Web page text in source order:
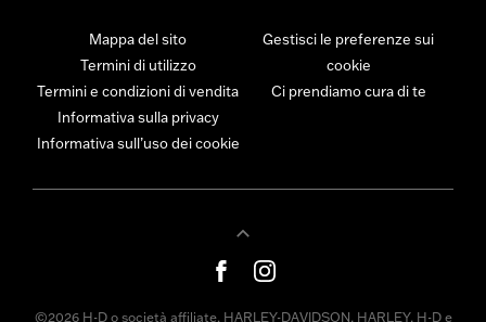
Mappa del sito
Termini di utilizzo
Termini e condizioni di vendita
Informativa sulla privacy
Informativa sull’uso dei cookie
Gestisci le preferenze sui
cookie
Ci prendiamo cura di te
©2026 H-D o società affiliate. HARLEY-DAVIDSON, HARLEY, H-D e